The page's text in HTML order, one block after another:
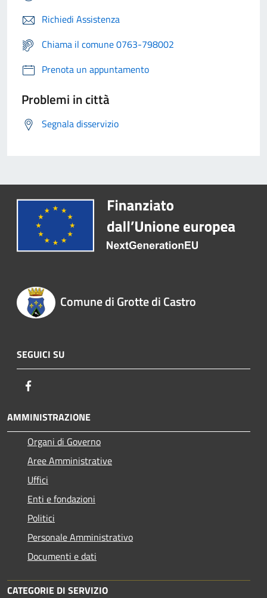
Richiedi Assistenza
Chiama il comune 0763-798002
Prenota un appuntamento
Problemi in città
Segnala disservizio
Comune di Grotte di Castro
SEGUICI SU
AMMINISTRAZIONE
Organi di Governo
Aree Amministrative
Uffici
Enti e fondazioni
Politici
Personale Amministrativo
Documenti e dati
CATEGORIE DI SERVIZIO